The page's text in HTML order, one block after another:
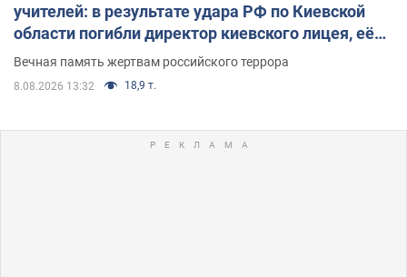
учителей: в результате удара РФ по Киевской
области погибли директор киевского лицея, её
муж и внук
Вечная память жертвам российского террора
8.08.2026 13:32 18,9 т.